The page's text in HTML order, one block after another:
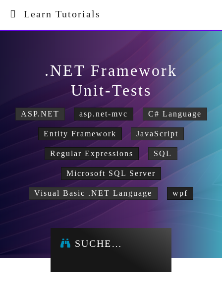
Learn Tutorials
.NET Framework
Unit-Tests
ASP.NET asp.net-mvc C# Language
Entity Framework JavaScript
Regular Expressions SQL
Microsoft SQL Server
Visual Basic .NET Language wpf
SUCHE…